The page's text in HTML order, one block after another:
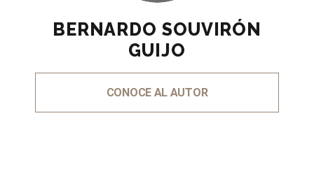
BERNARDO SOUVIRÓN
GUIJO
CONOCE AL AUTOR